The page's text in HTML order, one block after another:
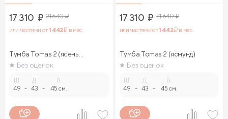
17 310 ₽ 21 640₽
или частями от1 442₽ в мес.
Тумба Tomas 2 (ясень
ориноко)
Без оценок
49 -
Д.
43 -
В.
45 см.
17 310 ₽ 21 640₽
или частями от1 442₽ в мес.
Тумба Tomas 2 (ясмунд)
Без оценок
49 -
Д.
43 -
В.
45 см.